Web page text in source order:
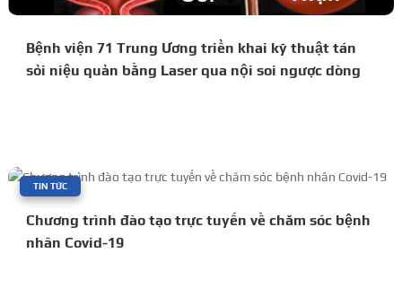
Bệnh viện 71 Trung Ương triển khai kỹ thuật tán
sỏi niệu quản bằng Laser qua nội soi ngược dòng
Chương trình đào tạo trực tuyến về chăm sóc bệnh
nhân Covid-19
TIN TỨC